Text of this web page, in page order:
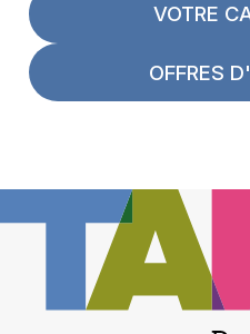
VOTRE
OFFRES